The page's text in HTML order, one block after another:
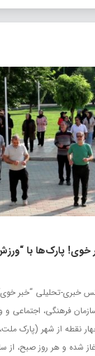
خوی! پارک‌ها با
خبری-تحلیلی “خبر
فرهنگی، اجتماعی و
نقطه از شهر (پارک